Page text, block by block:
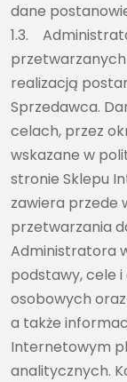
dane
1.3.
realizacją
Sprzedawca.
celach, przez
wskazane w
stronie Sklepu
zawiera przede
przetwarzania
Administratora
podstawy, cele
osobowych
a także
Internetowym
analitycznych.